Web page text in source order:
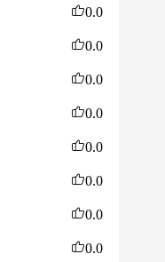
0.0
0.0
0.0
0.0
0.0
0.0
0.0
0.0